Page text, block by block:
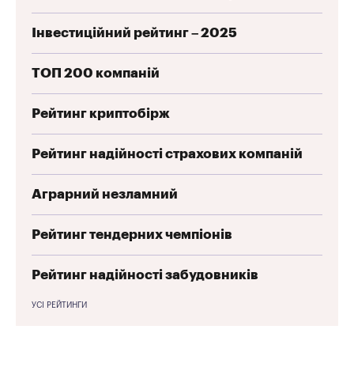
Інвестиційний рейтинг – 2025
ТОП 200 компаній
Рейтинг криптобірж
Рейтинг надійності страхових компаній
Аграрний незламний
Рейтинг тендерних чемпіонів
Рейтинг надійності забудовників
УСІ РЕЙТИНГИ